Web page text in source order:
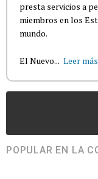
presta servicios a
miembros en los
mundo.
El Nuevo... Leer más
POPULAR EN LA